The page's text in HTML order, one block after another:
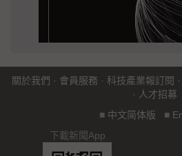
關於我們 · 會員服務 · 科技產業報訂閱 ·
· 人才招募
■ 中文简体版 ■
下載新聞App